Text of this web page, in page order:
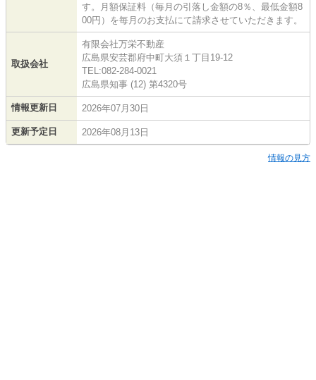
す。月額保証料（毎月の引落し金額の8％、最低金額8
00円）を毎月のお支払にて請求させていただきます。
取扱会社
有限会社万栄不動産
広島県安芸郡府中町大須１丁目19-12
TEL:082-284-0021
広島県知事 (12) 第4320号
情報更新日 2026年07月30日
更新予定日 2026年08月13日
情報の見方